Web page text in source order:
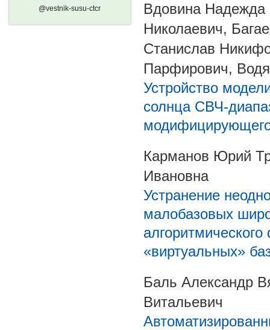
@vestnik-susu-ctcr
Вдовина Надежда
Николаевич,
Станислав
Парфирович,
Устройство
солнца СВЧ-
Карманов Юрий
Ивановна
Устранение
малобазовых
«виртуальных»
Баль Александр
Витальевич